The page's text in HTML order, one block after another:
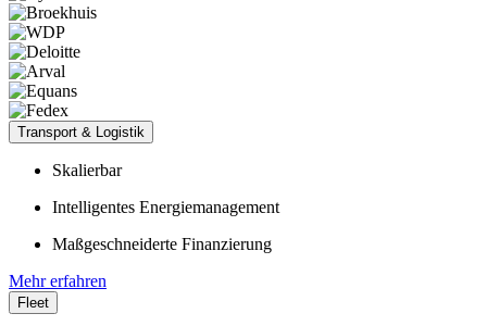
Transport & Logistik
Skalierbar
Intelligentes Energiemanagement
Maßgeschneiderte Finanzierung
Mehr erfahren
Fleet